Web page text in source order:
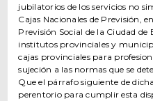
jubilatorios de los servicios no
Cajas Nacionales de Previsión,
Previsión Social de la Ciudad de
institutos provinciales y
cajas provinciales para
sujeción a las normas que se
Que el párrafo siguiente de
perentorio para cumplir esta